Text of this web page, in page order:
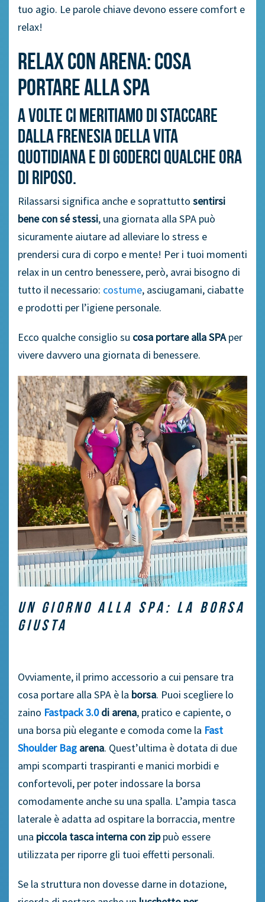
tuo agio. Le parole chiave devono essere comfort e
relax!
Relax con arena: cosa
portare alla SPA
A volte ci meritiamo di staccare
dalla frenesia della vita
quotidiana e di goderci qualche ora
di riposo.
Rilassarsi significa anche e soprattutto sentirsi
bene con sé stessi, una giornata alla SPA può
sicuramente aiutare ad alleviare lo stress e
prendersi cura di corpo e mente! Per i tuoi momenti
relax in un centro benessere, però, avrai bisogno di
tutto il necessario: costume, asciugamani, ciabatte
e prodotti per l’igiene personale.
Ecco qualche consiglio su cosa portare alla SPAper
vivere davvero una giornata di benessere.
UN GIORNO ALLA SPA: LA BORSA
GIUSTA
Ovviamente, il primo accessorio a cui pensare tra
cosa portare alla SPA è la borsa. Puoi scegliere lo
zaino Fastpack 3.0di arena, pratico e capiente, o
una borsa più elegante e comoda come la Fast
Shoulder Bag arena. Quest’ultima è dotata di due
ampi scomparti traspiranti e manici morbidi e
confortevoli, per poter indossare la borsa
comodamente anche su una spalla. L’ampia tasca
laterale è adatta ad ospitare la borraccia, mentre
una piccola tasca interna con zippuò essere
utilizzata per riporre gli tuoi effetti personali.
Se la struttura non dovesse darne in dotazione,